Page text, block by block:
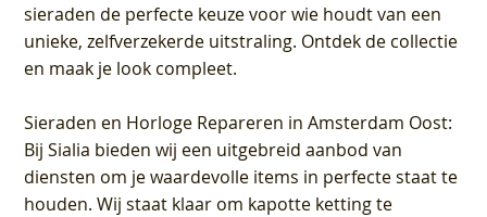
sieraden de perfecte keuze voor wie houdt van een
unieke, zelfverzekerde uitstraling. Ontdek de collectie
en maak je look compleet.
Sieraden en Horloge Repareren in Amsterdam Oost:
Bij Sialia bieden wij een uitgebreid aanbod van
diensten om je waardevolle items in perfecte staat te
houden. Wij staat klaar om kapotte ketting te